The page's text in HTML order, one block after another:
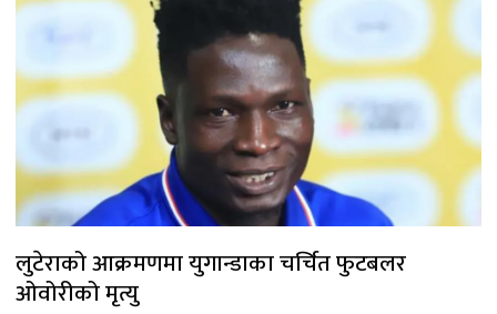
लुटेराको आक्रमणमा युगान्डाका चर्चित फुटबलर
ओवोरीको मृत्यु